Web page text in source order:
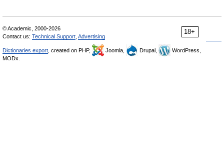
18+
© Academic, 2000-2026
Contact us: Technical Support Advertising
Dictionaries export , created on PHP, Joomla, Drupal,
WordPress,
MODx.